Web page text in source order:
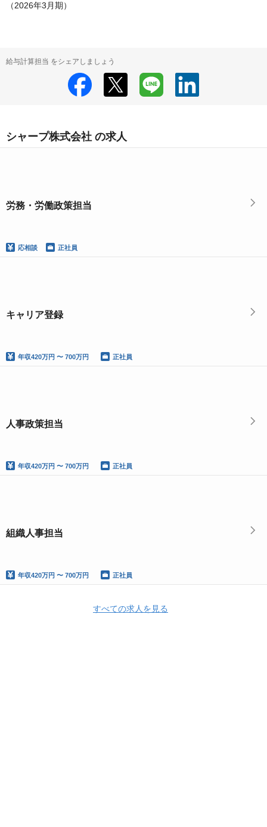
（2026年3月期）
給与計算担当 をシェアしましょう
シャープ株式会社 の求人
労務・労働政策担当
応相談 正社員
キャリア登録
年収420万円 〜 700万円 正社員
人事政策担当
年収420万円 〜 700万円 正社員
組織人事担当
年収420万円 〜 700万円 正社員
すべての求人を見る